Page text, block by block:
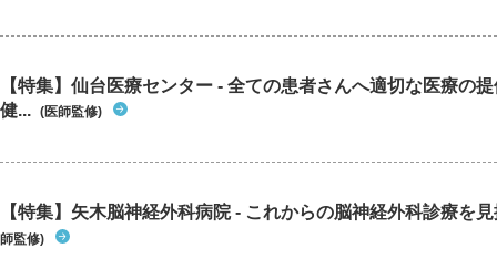
【特集】仙台医療センター - 全ての患者さんへ適切な医療の
健... (医師監修)
【特集】矢木脳神経外科病院 - これからの脳神経外科診療を
師監修)